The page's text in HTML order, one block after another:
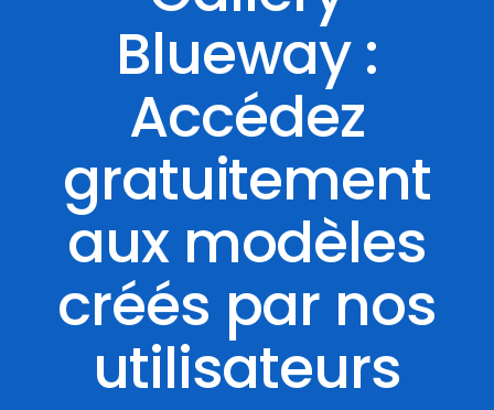
Blueway :
Accédez
gratuitement
aux modèles
créés par nos
utilisateurs